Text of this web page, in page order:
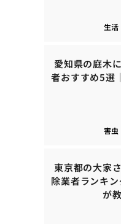
生活
愛知県の庭木
者おすすめ5選
害虫
東京都の大家
除業者ランキ
が